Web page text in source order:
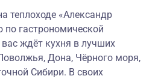
теплоходе «Александр
по гастрономической
ждёт кухня в лучших
Дона, Чёрного моря,
Сибири. В своих